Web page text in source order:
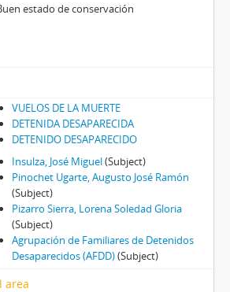
estado de conservación
VUELOS DE LA MUERTE
DETENIDA DESAPARECIDA
DETENIDO DESAPARECIDO
Insulza, José Miguel(Subject)
Pinochet Ugarte, Augusto José Ramón
(Subject)
Pizarro Sierra, Lorena Soledad Gloria
(Subject)
Agrupación de Familiares de Detenidos
Desaparecidos (AFDD)(Subject)
area